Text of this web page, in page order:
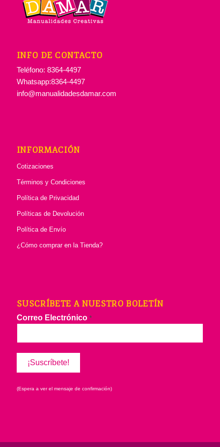
INFO DE CONTACTO
Teléfono: 8364-4497
Whatsapp:8364-4497
info@manualidadesdamar.com
INFORMACIÓN
Cotizaciones
Términos y Condiciones
Política de Privacidad
Políticas de Devolución
Política de Envío
¿Cómo comprar en la Tienda?
SUSCRÍBETE A NUESTRO BOLETÍN
Correo Electrónico *
(Espera a ver el mensaje de confirmación)